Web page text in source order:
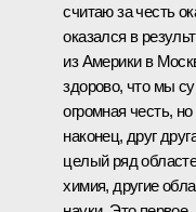
считаю за честь
оказался в
из Америки в
здорово, что мы
огромная честь,
наконец, друг
целый ряд
химия, другие